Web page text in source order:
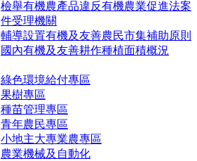
檢舉有機農產品違反有機農業促進法案
件受理機關
輔導設置有機及友善農民市集補助原則
國內有機及友善耕作種植面積概況
綠色環境給付專區
果樹專區
種苗管理專區
青年農民專區
小地主大專業農專區
農業機械及自動化